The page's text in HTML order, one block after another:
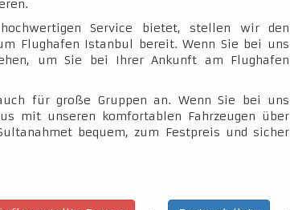
Service bietet, stellen wir den
Flughafen Istanbul bereit. Wenn Sie bei uns
um Sie bei Ihrer Ankunft am Flughafen
für große Gruppen an. Wenn Sie bei uns
mit unseren komfortablen Fahrzeugen über
bequem, zum Festpreis und sicher